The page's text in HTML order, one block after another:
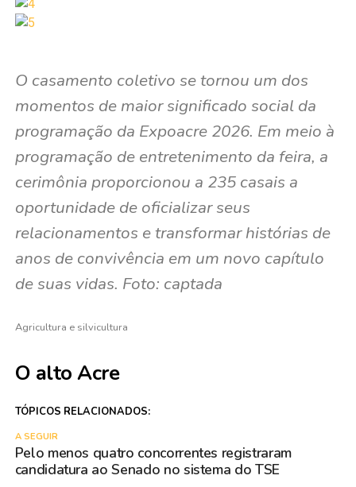
O casamento coletivo se tornou um dos
momentos de maior significado social da
programação da Expoacre 2026. Em meio à
programação de entretenimento da feira, a
cerimônia proporcionou a 235 casais a
oportunidade de oficializar seus
relacionamentos e transformar histórias de
anos de convivência em um novo capítulo
de suas vidas. Foto: captada
Agricultura e silvicultura
O alto Acre
TÓPICOS RELACIONADOS:
A SEGUIR
Pelo menos quatro concorrentes registraram
candidatura ao Senado no sistema do TSE